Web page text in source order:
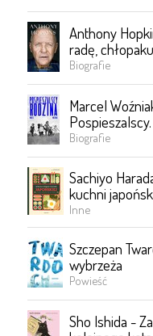
Anthony
radę, chłopaku
Biografie
Marcel
Biografie
Sachiyo
kuchni
Inne
Szczepan
wybrzeża
Powieść
Sho Ishida -